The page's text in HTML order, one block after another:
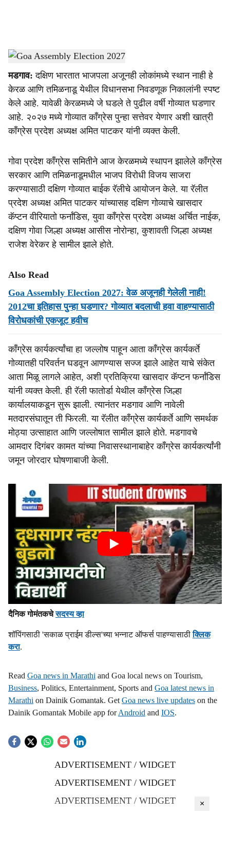
a
r
e
Amit Patkar-Dainik Gomantak
मडगाव: दक्षिण भारतात भाजपला अजूनही लोकांमध्ये स्थान नाही हे
केरळ आणि तमिळनाडू येथील विधानसभा निवडणूक निकालांनी स्पष्ट
केले आहे. यावेळी केरळमध्ये जे घडले ते पुढील वर्षी गोव्यात घडणार
आहे. २०२७ मध्ये गोव्यात काँग्रेस पुन्हा सत्तेवर येणार अशी खात्री
काँग्रेस प्रदेश अध्यक्ष अमित पाटकर यांनी व्यक्त केली.
गोवा प्रदेश काँग्रेस समितीने आज केरळमध्ये स्थापन झालेले काँग्रेस
सरकार आणि तमिळनाडूमधील भाजप विरोधी विजय साजरा
करण्यासाठी दक्षिण गोव्यात बाईक रॅलीचे आयोजन केले. या रॅलीत
प्रदेश अध्यक्ष अमित पाटकर यांच्यासह दक्षिण गोव्याचे खासदार
कॅप्टन वीरियातो फर्नांडिस, युवा काँग्रेस प्रदेश अध्यक्ष अर्चित नाईक,
दक्षिण गोवा जिल्हा अध्यक्ष आसीस नोरोन्हा, कुशावती जिल्हा अध्यक्ष
राजेश वेरेकर हे सामील झाले होते.
Also Read
Goa Assembly Election 2027: वेळ अजूनही गेलेली नाही!
2012चा इतिहास पुन्हा घडणार? गोव्यात बदलाची हवा वाहण्यासाठी
विरोधकांची एकजूट हवीच
काँग्रेस कार्यकर्त्यांचा हा जल्लोष पाहून आता काँग्रेस कार्यकर्ते
गोव्यातही परिवर्तन घडवून आणण्यास सज्ज झाले आहेत याचे संकेत
आता मिळू लागले आहेत, अशी प्रतिक्रिया खासदार कॅप्टन फर्नांडिस
यांनी व्यक्त केली. ही रॅली फातोर्डा येथील काँग्रेस जिल्हा
कार्यालयाकडून सुरू झाली. त्यानंतर मडगाव आणि नावेली
मतदारसंघातून ती फिरली. या रॅलीत काँग्रेस कार्यकर्ते आणि समर्थक
मोठ्या उत्साहात आणि जल्लोषात सामील झाले होते. मडगावचे
आमदार दिगंबर कामत यांच्या निवासस्थानाबाहेर काँग्रेस कार्यकर्त्यांनी
जमून जोरदार घोषणाबाजी केली.
दैनिक गोमंतकचेसदस्य व्हा
शॉपिंगसाठी 'सकाळ प्राईम डील्स'च्या भन्नाट ऑफर्स पाहण्यासाठीक्लिक
करा.
Read Goa news in Marathi and Goa local news on Tourism,
Business, Politics, Entertainment, Sports and Goa latest news in
Marathi on Dainik Gomantak. Get Goa news live updates on the
Dainik Gomantak Mobile app forAndroid and IOS.
ADVERTISEMENT / WIDGET
ADVERTISEMENT / WIDGET
ADVERTISEMENT / WIDGET
×